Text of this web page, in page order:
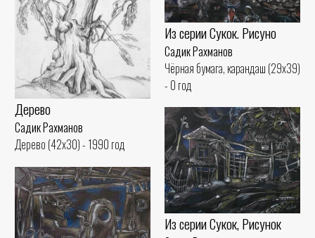
Дерево
Садик Рахманов
Дерево (42x30) - 1990 год
Из серии Сукок. Рисуно
Садик Рахманов
Чёрная бумага, карандаш (29x39)
- 0 год
Из серии Сукок, Рисунок